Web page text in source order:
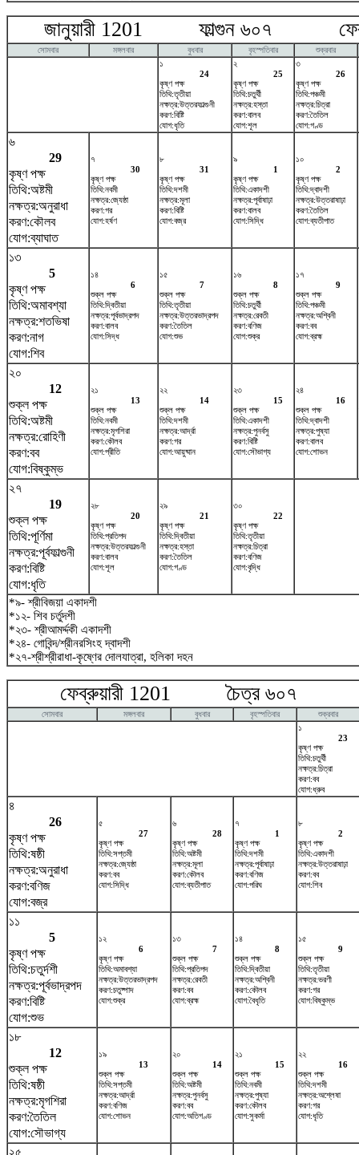
জানুয়ারী 1201 ফাল্গুন ৬০৭
সোমবার মঙ্গলবার বুধবার বৃহস্পতিবার
শুক্রবার
১
24
কৃষ্ণ পক্ষ
তিথি:তৃতীয়া
নক্ষত্র:উত্তরফাল্গুনী
করণ:বিষ্টি
যোগ:ধৃতি
২
25
কৃষ্ণ পক্ষ
তিথি:চতুর্থী
নক্ষত্র:হস্তা
করণ:বালব
যোগ:শূল
৩
26
কৃষ্ণ পক্ষ
তিথি:পঞ্চমী
নক্ষত্র:চিত্রা
করণ:তৈতিল
যোগ:গণ্ড
৬
29
কৃষ্ণ পক্ষ
তিথি:অষ্টমী
নক্ষত্র:অনুরাধা
করণ:কৌলব
যোগ:ব্যাঘাত
৭
30
কৃষ্ণ পক্ষ
তিথি:নবমী
নক্ষত্র:জ্যেষ্ঠা
করণ:গর
যোগ:হর্ষণ
৮
31
কৃষ্ণ পক্ষ
তিথি:দশমী
নক্ষত্র:মূলা
করণ:বিষ্টি
যোগ:বজ্র
৯
1
কৃষ্ণ পক্ষ
তিথি:একাদশী
নক্ষত্র:পূর্বাষাঢ়া
করণ:বালব
যোগ:সিদ্ধি
১০
2
কৃষ্ণ পক্ষ
তিথি:দ্বাদশী
নক্ষত্র:উত্তরাষাঢ়া
করণ:তৈতিল
যোগ:ব্যতীপাত
১৩
5
কৃষ্ণ পক্ষ
তিথি:অমাবশ্যা
নক্ষত্র:শতভিষ‌া
করণ:নাগ
যোগ:শিব
১৪
6
শুক্ল পক্ষ
তিথি:দ্বিতীয়া
নক্ষত্র:পূর্বভাদ্রপদ
করণ:বালব
যোগ:সিদ্ধ
১৫
7
শুক্ল পক্ষ
তিথি:তৃতীয়া
নক্ষত্র:উত্তরভাদ্রপদ
করণ:তৈতিল
যোগ:শুভ
১৬
8
শুক্ল পক্ষ
তিথি:চতুর্থী
নক্ষত্র:রেবতী
করণ:বণিজ
যোগ:শুক্র
১৭
9
শুক্ল পক্ষ
তিথি:পঞ্চমী
নক্ষত্র:অশ্বিনী
করণ:বব
যোগ:ব্রহ্ম
২০
12
শুক্ল পক্ষ
তিথি:অষ্টমী
নক্ষত্র:রোহিণী
করণ:বব
যোগ:বিষ্কুম্ভ
২১
13
শুক্ল পক্ষ
তিথি:নবমী
নক্ষত্র:মৃগশিরা
করণ:কৌলব
যোগ:প্রীতি
২২
14
শুক্ল পক্ষ
তিথি:দশমী
নক্ষত্র:আর্দ্রা
করণ:গর
যোগ:আয়ুষ্মান
২৩
15
শুক্ল পক্ষ
তিথি:একাদশী
নক্ষত্র:পুনর্বসু
করণ:বিষ্টি
যোগ:সৌভাগ্য
২৪
16
শুক্ল পক্ষ
তিথি:দ্বাদশী
নক্ষত্র:পুষ্যা
করণ:বালব
যোগ:শোভন
২৭
19
শুক্ল পক্ষ
তিথি:পূর্ণিমা
নক্ষত্র:পূর্বফাল্গুনী
করণ:বিষ্টি
যোগ:ধৃতি
২৮
20
কৃষ্ণ পক্ষ
তিথি:প্রতিপদ
নক্ষত্র:উত্তরফাল্গুনী
করণ:বালব
যোগ:শূল
২৯
21
কৃষ্ণ পক্ষ
তিথি:দ্বিতীয়া
নক্ষত্র:হস্তা
করণ:তৈতিল
যোগ:গণ্ড
৩০
22
কৃষ্ণ পক্ষ
তিথি:তৃতীয়া
নক্ষত্র:চিত্রা
করণ:বণিজ
যোগ:বৃদ্ধি
*৯- শ্রীবিজয়া একাদশী
*১২- শিব চর্তুদশী
*২৩- শ্রীআমর্দ্দকী একাদশী
*২৪- গোবিন্দ/শ্রীনরসিংহ দ্বাদশী
*২৭-শ্রীশ্রীরাধা-কৃষ্ণের দোলযাত্রা, হলিকা দহন
ফেব্রুয়ারী 1201 চৈত্র ৬০৭
সোমবার মঙ্গলবার বুধবার বৃহস্পতিবার
শুক্রবার
১
23
কৃষ্ণ পক্ষ
তিথি:চতুর্থী
নক্ষত্র:চিত্রা
করণ:বব
যোগ:ধ্রুব
৪
26
কৃষ্ণ পক্ষ
তিথি:ষষ্ঠী
নক্ষত্র:অনুরাধা
করণ:বণিজ
যোগ:বজ্র
৫
27
কৃষ্ণ পক্ষ
তিথি:সপ্তমী
নক্ষত্র:জ্যেষ্ঠা
করণ:বব
যোগ:সিদ্ধি
৬
28
কৃষ্ণ পক্ষ
তিথি:অষ্টমী
নক্ষত্র:মূলা
করণ:কৌলব
যোগ:ব্যতীপাত
৭
1
কৃষ্ণ পক্ষ
তিথি:দশমী
নক্ষত্র:পূর্বাষাঢ়া
করণ:বণিজ
যোগ:পরিঘ
৮
2
কৃষ্ণ পক্ষ
তিথি:একাদশী
নক্ষত্র:উত্তরাষাঢ়া
করণ:বব
যোগ:শিব
১১
5
কৃষ্ণ পক্ষ
তিথি:চতুর্দশী
নক্ষত্র:পূর্বভাদ্রপদ
করণ:বিষ্টি
যোগ:শুভ
১২
6
কৃষ্ণ পক্ষ
তিথি:অমাবশ্যা
নক্ষত্র:উত্তরভাদ্রপদ
করণ:চতুষ্পাদ
যোগ:শুক্র
১৩
7
শুক্ল পক্ষ
তিথি:প্রতিপদ
নক্ষত্র:রেবতী
করণ:বব
যোগ:ব্রহ্ম
১৪
8
শুক্ল পক্ষ
তিথি:দ্বিতীয়া
নক্ষত্র:অশ্বিনী
করণ:কৌলব
যোগ:বৈধৃতি
১৫
9
শুক্ল পক্ষ
তিথি:তৃতীয়া
নক্ষত্র:ভরণী
করণ:গর
যোগ:বিষ্কুম্ভ
১৮
12
শুক্ল পক্ষ
তিথি:ষষ্ঠী
নক্ষত্র:মৃগশিরা
করণ:তৈতিল
যোগ:সৌভাগ্য
১৯
13
শুক্ল পক্ষ
তিথি:সপ্তমী
নক্ষত্র:আর্দ্রা
করণ:বণিজ
যোগ:শোভন
২০
14
শুক্ল পক্ষ
তিথি:অষ্টমী
নক্ষত্র:পুনর্বসু
করণ:বব
যোগ:অতিগণ্ড
২১
15
শুক্ল পক্ষ
তিথি:নবমী
নক্ষত্র:পুষ্যা
করণ:কৌলব
যোগ:সুকর্মা
২২
16
শুক্ল পক্ষ
তিথি:দশমী
নক্ষত্র:অশ্লেষা
করণ:গর
যোগ:ধৃতি